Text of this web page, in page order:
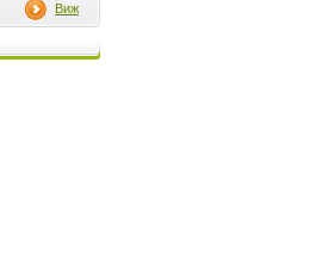
Виж